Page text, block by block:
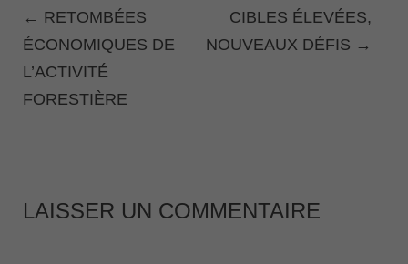
POST NAVIGATION
← RETOMBÉES
ÉCONOMIQUES DE
L’ACTIVITÉ
FORESTIÈRE
CIBLES ÉLEVÉES,
NOUVEAUX DÉFIS →
LAISSER UN COMMENTAIRE